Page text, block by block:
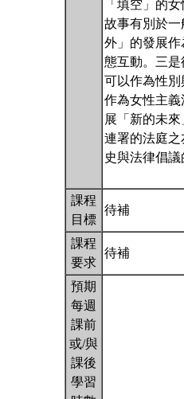
「填空」的
故事有別於
外」的發展
態互動。三是
可以作為性
作為女性主
展「新的未
連署的法庭
史與法律倡
課程
目標
待補
課程
要求
待補
預期
每週
課前
或/與
課後
學習